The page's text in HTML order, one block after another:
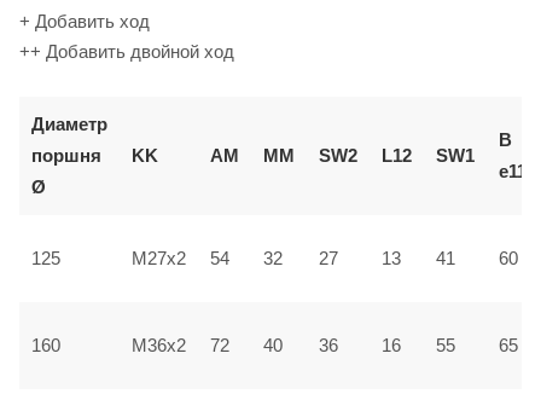
+ Добавить ход
++ Добавить двойной ход
Диаметр
поршня
Ø
KK AM ММ SW2 L12 SW1
В
e11
125 M27x2 54 32 27 13 41 60
160 M36x2 72 40 36 16 55 65